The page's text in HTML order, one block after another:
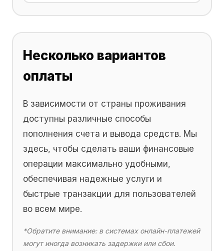
Несколько вариантов
оплаты
В зависимости от страны проживания
доступны различные способы
пополнения счета и вывода средств. Мы
здесь, чтобы сделать ваши финансовые
операции максимально удобными,
обеспечивая надежные услуги и
быстрые транзакции для пользователей
во всем мире.
*Обратите внимание: в системах онлайн-платежей
могут иногда возникать задержки или сбои.